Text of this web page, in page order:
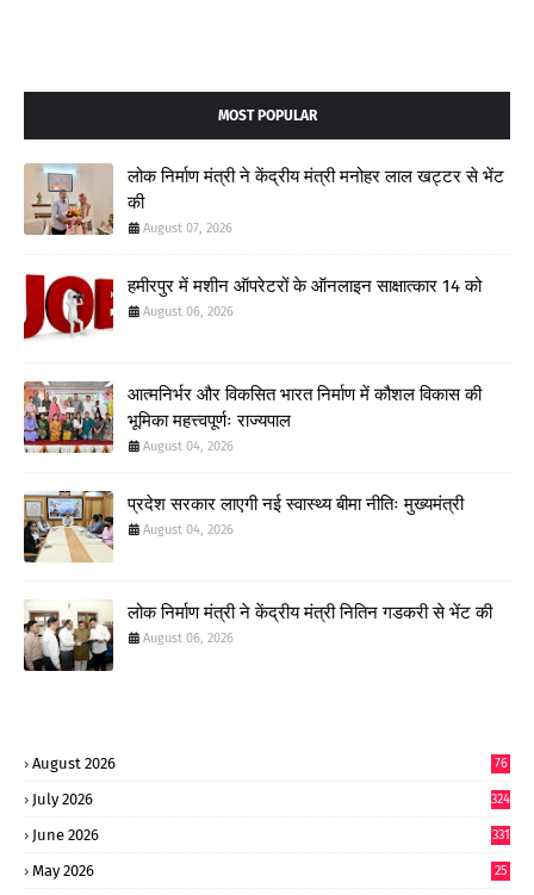
MOST POPULAR
लोक निर्माण मंत्री ने केंद्रीय मंत्री मनोहर लाल खट्टर से भेंट
की
August 07, 2026
हमीरपुर में मशीन ऑपरेटरों के ऑनलाइन साक्षात्कार 14 को
August 06, 2026
आत्मनिर्भर और विकसित भारत निर्माण में कौशल विकास की
भूमिका महत्त्वपूर्णः राज्यपाल
August 04, 2026
प्रदेश सरकार लाएगी नई स्वास्थ्य बीमा नीतिः मुख्यमंत्री
August 04, 2026
लोक निर्माण मंत्री ने केंद्रीय मंत्री नितिन गडकरी से भेंट की
August 06, 2026
August 2026 76
July 2026 324
June 2026 331
May 2026
25